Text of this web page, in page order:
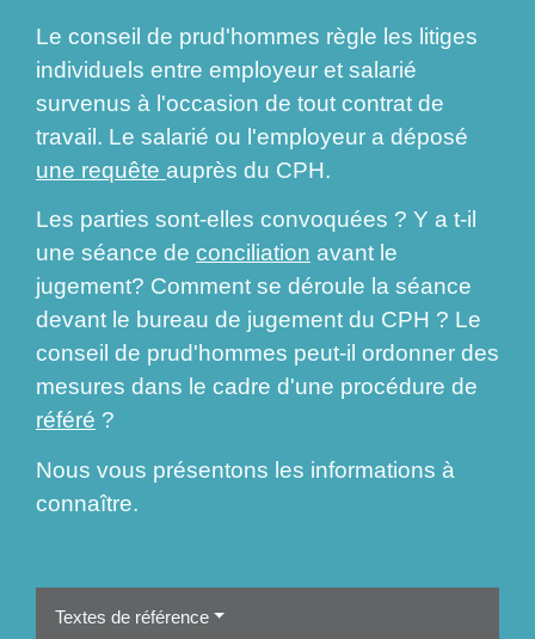
Le conseil de prud'hommes règle les litiges
individuels entre employeur et salarié
survenus à l'occasion de tout contrat de
travail. Le salarié ou l'employeur a déposé
une requête auprès du CPH.
Les parties sont-elles convoquées ? Y a t-il
une séance de conciliation avant le
jugement? Comment se déroule la séance
devant le bureau de jugement du CPH ? Le
conseil de prud'hommes peut-il ordonner des
mesures dans le cadre d'une procédure de
référé ?
Nous vous présentons les informations à
connaître.
Textes de référence